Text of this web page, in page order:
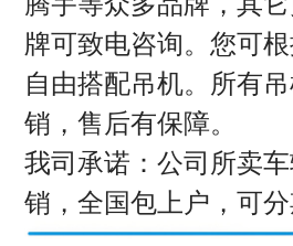
牌可致电咨询。您可
自由搭配吊机。所有
销，售后有保障。
我司承诺：公司所卖
销，全国包上户，可